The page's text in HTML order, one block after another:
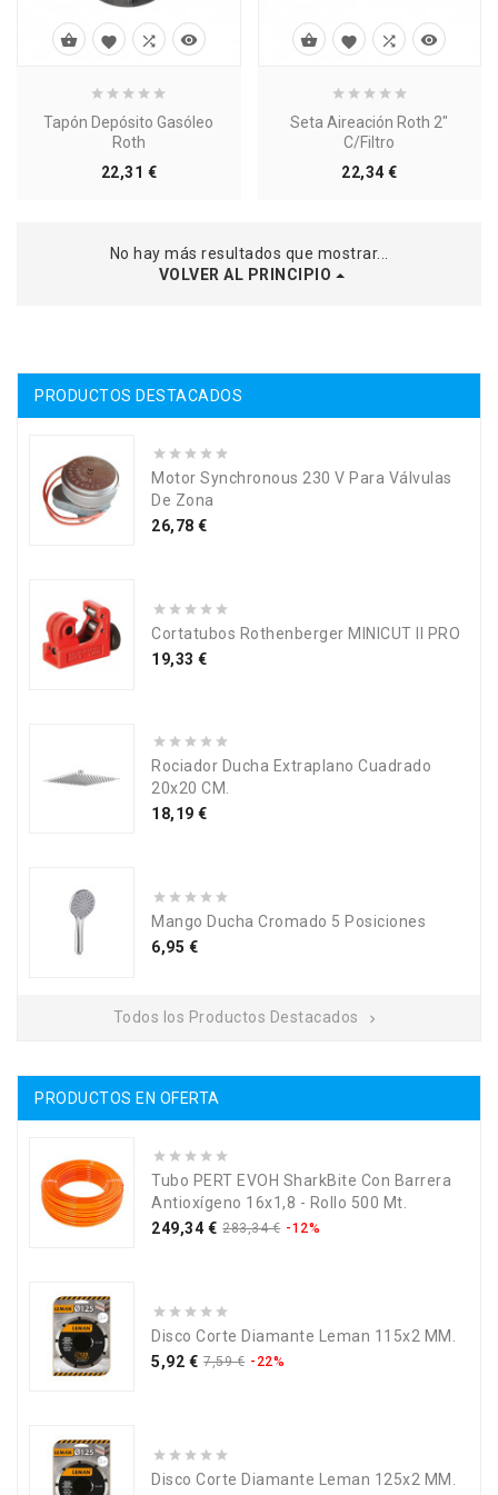
Tapón Depósito Gasóleo
Roth
22,31 €Precio
   
Seta Aireación Roth 2"
C/Filtro
22,34 €Precio
   
No hay más resultados que mostrar...
VOLVER AL PRINCIPIO
PRODUCTOS DESTACADOS
Motor Synchronous 230 V Para Válvulas
De Zona
Precio
26,78 €
Cortatubos Rothenberger MINICUT II PRO
Precio
19,33 €
Rociador Ducha Extraplano Cuadrado
20x20 CM.
Precio
18,19 €
Mango Ducha Cromado 5 Posiciones
Precio
6,95 €
Todos los Productos Destacados 
PRODUCTOS EN OFERTA
Tubo PERT EVOH SharkBite Con Barrera
Antioxígeno 16x1,8 - Rollo 500 Mt.
249,34 € 283,34 € -12%
Disco Corte Diamante Leman 115x2 MM.
5,92 € 7,59 € -22%
Disco Corte Diamante Leman 125x2 MM.